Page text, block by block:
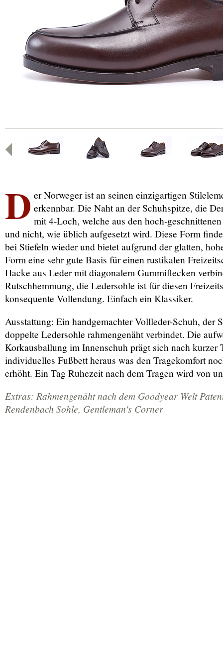
D er Norweger ist an seinen einzigartigen
erkennbar. Die Naht an der Schuhspitze, die
mit 4-Loch, welche aus den hoch-
und nicht, wie üblich aufgesetzt wird. Diese Form
bei Stiefeln wieder und bietet aufgrund der glatten,
Form eine sehr gute Basis für einen rustikalen
Hacke aus Leder mit diagonalem Gummiflecken
Rutschhemmung, die Ledersohle ist für diesen
konsequente Vollendung. Einfach ein Klassiker.
Ausstattung: Ein handgemachter Vollleder-Schuh, der
doppelte Ledersohle rahmengenäht verbindet. Die
Korkausballung im Innenschuh prägt sich nach kurzer
individuelles Fußbett heraus was den Tragekomfort
erhöht. Ein Tag Ruhezeit nach dem Tragen wird von
Extras: Rahmengenäht nach dem Goodyear Welt
Rendenbach Sohle, Gentleman's Corner